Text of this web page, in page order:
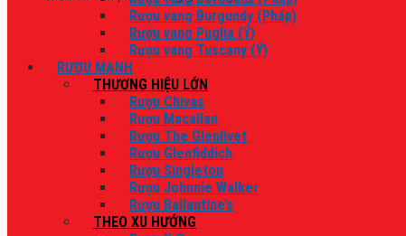
Rượu vang Burgundy (Pháp)
Rượu vang Puglia (Ý)
Rượu vang Tuscany (Ý)
RƯỢU MẠNH
THƯƠNG HIỆU LỚN
Rượu Chivas
Rượu Macallan
Rượu The Glenlivet
Rượu Glenfiddich
Rượu Singleton
Rượu Johnnie Walker
Rượu Ballantine’s
THEO XU HƯỚNG